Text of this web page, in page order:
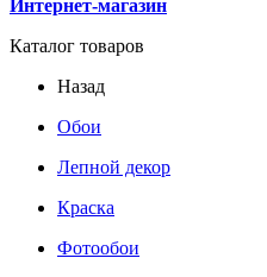
Интернет-магазин
Каталог товаров
Назад
Обои
Лепной декор
Краска
Фотообои